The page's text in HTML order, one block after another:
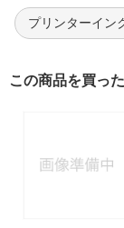
プリンターイン
この商品を買っ